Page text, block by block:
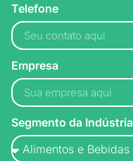
Telefone
Empresa
Segmento da Indústria